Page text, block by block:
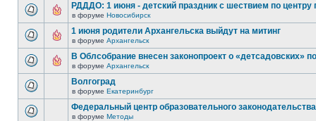
РДДДО: 1 июня - детский праздник с шествием по центру
в форуме Новосибирск
1 июня родители Архангельска выйдут на митинг
в форуме Архангельск
В Облсобрание внесен законопроект о «детсадовских»
в форуме Архангельск
Волгоград
в форуме Екатеринбург
Федеральный центр образовательного
в форуме Методы